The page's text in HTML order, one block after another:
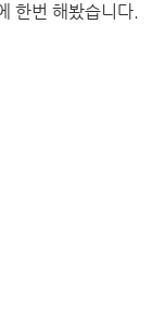
한번 해봤습니다.